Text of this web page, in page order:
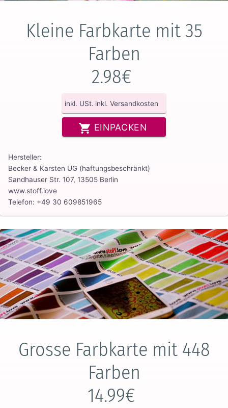
Kleine Farbkarte mit 35
Farben
2.98€
inkl. USt. inkl. Versandkosten
EINPACKEN
Hersteller:
Becker & Karsten UG (haftungsbeschränkt)
Sandhauser Str. 107, 13505 Berlin
www.stoff.love
Telefon: +49 30 609851965
Grosse Farbkarte mit 448
Farben
14.99€